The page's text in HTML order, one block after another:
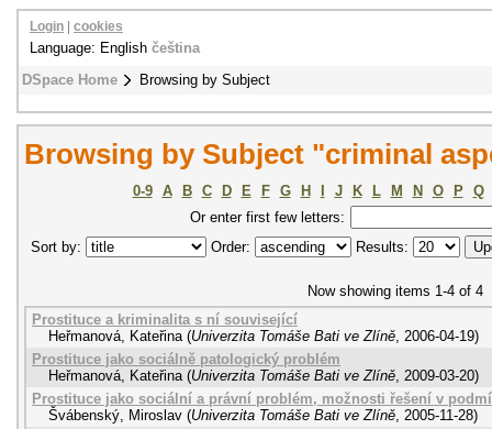
DSpace Home Browsing by Subject
Login cookies
Language: English čeština
Browsing by Subject "criminal
0-9 A B C D E F G H J K L M N O P
Q
Or enter first few letters:
Sort by:
Order: Results:
Now showing items 1-4 of 4
Prostituce a kriminalita s ní související
Heřmanová, Kateřina (Univerzita Tomáše Bati ve Zlíně, 2006-04-19)
Prostituce jako sociálně patologický problém
Heřmanová, Kateřina (Univerzita Tomáše Bati ve Zlíně, 2009-03-20)
Prostituce jako sociální a právní problém, možnosti řešení v
Švábenský, Miroslav (Univerzita Tomáše Bati ve Zlíně, 2005-11-28)